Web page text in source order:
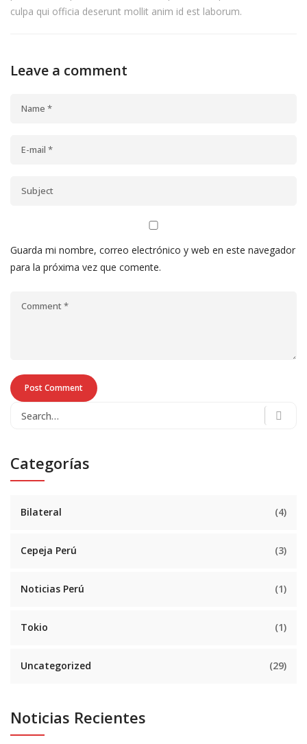
culpa qui officia deserunt mollit anim id est laborum.
Leave a comment
Guarda mi nombre, correo electrónico y web en este navegador
para la próxima vez que comente.
Categorías
Bilateral (4)
Cepeja Perú (3)
Noticias Perú (1)
Tokio (1)
Uncategorized (29)
Noticias Recientes